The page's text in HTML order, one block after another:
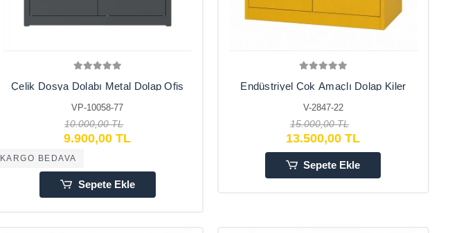
Çelik Dosya Dolabı Metal Dolap Ofis
Arşiv,Garaj,Bahçe,Kiler,Balkon
92X42X110
VP-10058-77
10.000,00 TL
9.900,00 TL
KARGO BEDAVA
Sepete Ekle
Endüstriyel Çok Amaçlı Dolap Kiler
V-2847-22
15.000,00 TL
13.500,00 TL
Sepete Ekle